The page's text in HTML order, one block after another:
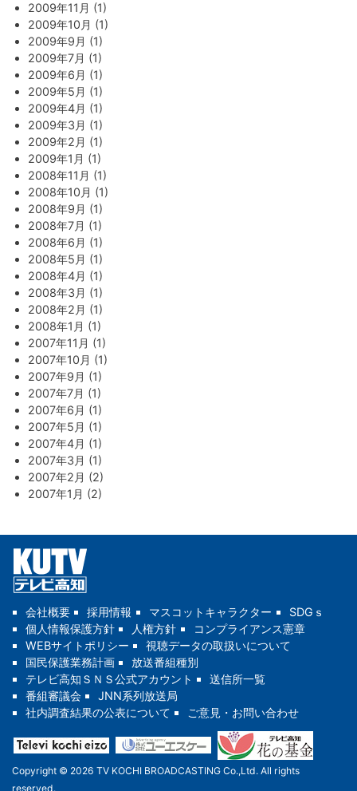
2009年11月 (1)
2009年10月 (1)
2009年9月 (1)
2009年7月 (1)
2009年6月 (1)
2009年5月 (1)
2009年4月 (1)
2009年3月 (1)
2009年2月 (1)
2009年1月 (1)
2008年11月 (1)
2008年10月 (1)
2008年9月 (1)
2008年7月 (1)
2008年6月 (1)
2008年5月 (1)
2008年4月 (1)
2008年3月 (1)
2008年2月 (1)
2008年1月 (1)
2007年11月 (1)
2007年10月 (1)
2007年9月 (1)
2007年7月 (1)
2007年6月 (1)
2007年5月 (1)
2007年4月 (1)
2007年3月 (1)
2007年2月 (2)
2007年1月 (2)
会社概要 採用情報 マスコットキャラクター
SDGｓ
個人情報保護方針
人権方針
コンプライアンス憲章
WEBサイトポリシー
視聴データの取扱いについて
国民保護業務計画
放送番組種別
テレビ高知ＳＮＳ公式アカウント
送信所一覧
番組審議会
JNN系列放送局
社内調査結果の公表について
ご意見・お問い合わせ
Copyright © 2026 TV KOCHI BROADCASTING Co.,Ltd. All rights
reserved.